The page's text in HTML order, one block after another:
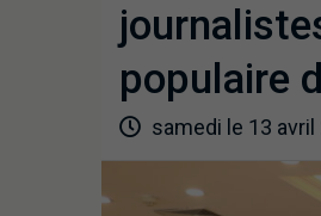
populaire
samedi le 13 avril